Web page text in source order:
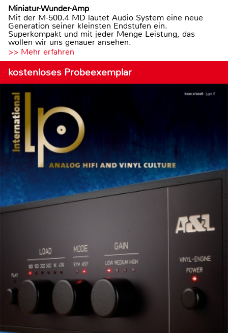
Miniatur-Wunder-Amp
Mit der M-500.4 MD läutet Audio System eine neue
Generation seiner kleinsten Endstufen ein.
Superkompakt und mit jeder Menge Leistung, das
wollen wir uns genauer ansehen.
>> Mehr erfahren
kostenloses Probeexemplar